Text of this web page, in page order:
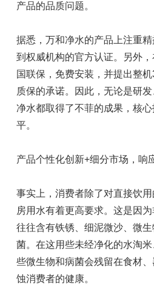
产品的品质问题。
据悉，万和净水的产品上注重
到权威机构的官方认证。另外
国联保，免费安装，并提出整
质保的承诺。因此，无论是研
净水都取得了不菲的成果，核
平。
产品个性化创新+细分市场，响
事实上，消费者除了对直接饮
房用水有着更高要求。这是因
往往含有铁锈、细泥微沙、微
菌。在这用些未经净化的水淘
些微生物和病菌会残留在食材
蚀消费者的健康。